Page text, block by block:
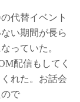
代替イベント
い期間が長ら
っていた。
配信もしてく
れた。お話会
で